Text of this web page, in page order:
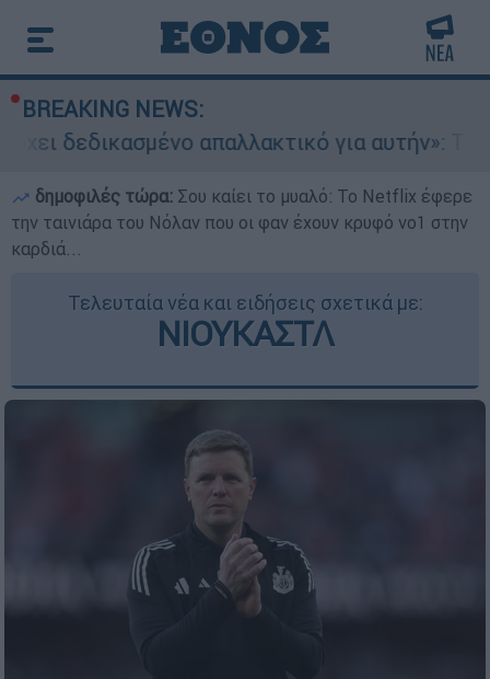
BREAKING NEWS:
απαλλακτικό για αυτήν»: Τι δηλώνει στο
δημοφιλές τώρα: Σου καίει το μυαλό: Το Netflix έφερε
την ταινιάρα του Νόλαν που οι φαν έχουν κρυφό νο1 στην
καρδιά...
Τελευταία νέα και ειδήσεις σχετικά με:
ΝΙΟΥΚΑΣΤΛ